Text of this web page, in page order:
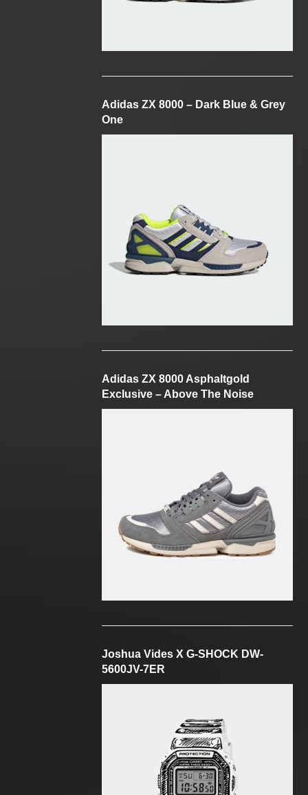
Adidas ZX 8000 – Dark Blue & Grey
One
Adidas ZX 8000 Asphaltgold
Exclusive – Above The Noise
Joshua Vides X G-SHOCK DW-
5600JV-7ER